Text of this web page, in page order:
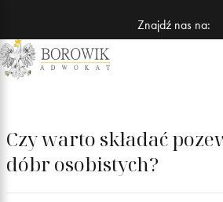
Znajdź nas na:
ADWOKAT
Wojciech
Czy warto składać
dóbr osobistych?